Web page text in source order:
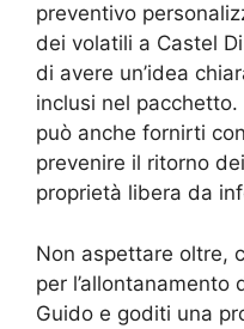
preventivo
dei volatili a Castel
di avere un’idea
inclusi nel
può anche fornirti
prevenire il ritorno
proprietà libera da
Non aspettare oltre,
per l’allontanamento
Guido e goditi una